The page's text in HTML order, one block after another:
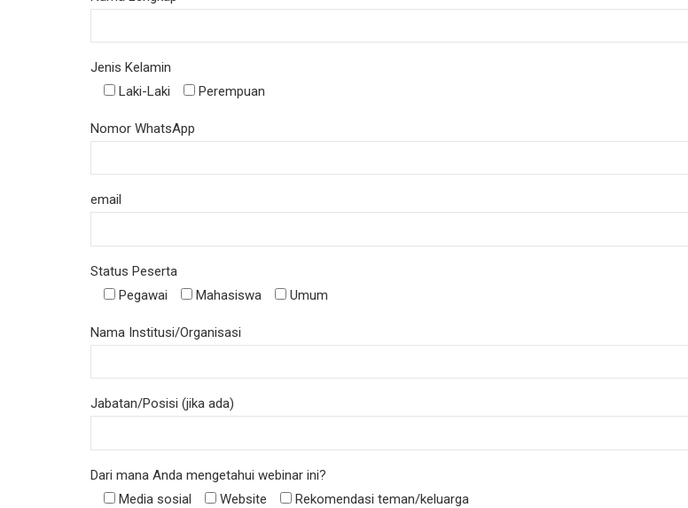
Jenis Kelamin
Laki-Laki
Perempuan
Nomor WhatsApp
email
Status Peserta
Pegawai
Mahasiswa Umum
Nama Institusi/Organisasi
Jabatan/Posisi (jika ada)
Dari mana Anda mengetahui webinar ini?
Media sosial
Website Rekomendasi teman/keluarga